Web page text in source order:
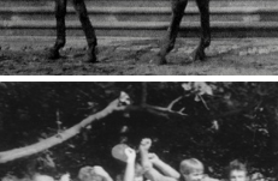
Aleksander Erwin Wielopolski